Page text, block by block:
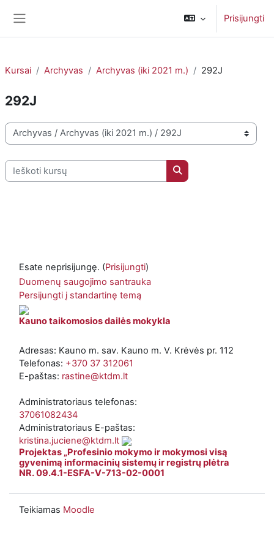
Prisijungti
Kursai Archyvas Archyvas (iki 2021 m.) 292J
292J
Kursų kategorijos
Ieškoti kursų
Ieškoti kursų
Esate neprisijungę. (Prisijungti)
Duomenų saugojimo santrauka
Persijungti į standartinę temą
Kauno taikomosios dailės mokykla
Adresas: Kauno m. sav. Kauno m. V. Krėvės pr. 112
Telefonas: +370 37 312061
E-paštas: rastine@ktdm.lt
Administratoriaus telefonas:
37061082434
Administratoriaus E-paštas:
kristina.juciene@ktdm.lt
Projektas „Profesinio mokymo ir mokymosi visą
gyvenimą informacinių sistemų ir registrų plėtra
NR. 09.4.1-ESFA-V-713-02-0001
Teikiamas Moodle